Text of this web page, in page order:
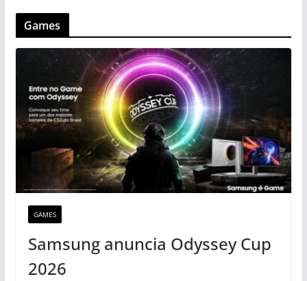
Games
GAMES
Samsung anuncia Odyssey Cup
2026